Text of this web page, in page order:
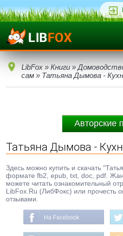
LibFox » Книги »
сам » Татьяна Дымова -
Авторские
Татьяна Дымова -
Здесь можно купить и скачать
формате fb2, epub, txt, doc, pdf.
можете читать ознакомительный
LibFox.Ru (ЛибФокс) или прочесть
отзывами.
На Facebook